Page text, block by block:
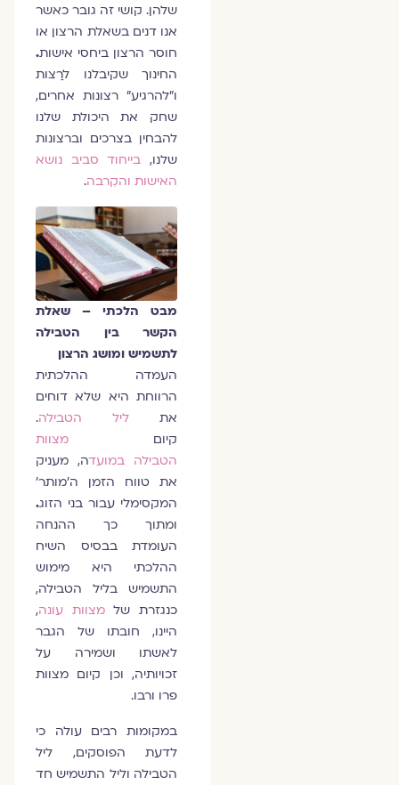
שלהן. קושי זה גובר כאשר
אנו דנים בשאלת הרצון או
חוסר הרצון ביחסי אישות.
החינוך שקיבלנו לרַצות
ו"להרגיע" רצונות אחרים,
שחק את היכולת שלנו
להבחין בצרכים וברצונות
שלנו,בייחוד סביב נושא
האישות והקִרבה.
מבט הלכתי – שאלת
הקשר בין הטבילה
לתשמיש ומושג הרצון
העמדה ההלכתית
הרווחת היא שלא דוחים
את
ליל הטבילה.
קיום
מצוות
הטבילה
במועדה, מעניק
את טווח הזמן ה'מותר'
המקסימלי עבור בני הזוג.
ומתוך כך ההנחה
העומדת בבסיס השיח
ההלכתי היא מימוש
התשמיש בליל הטבילה,
כנגזרת שלמצוות עונה,
היינו, חובתו של הגבר
לאשתו ושמירה על
זכויותיה, וכן קיום מצוות
פרו ורבו.
במקומות רבים עולה כי
לדעת הפוסקים, ליל
הטבילה וליל התשמיש חד